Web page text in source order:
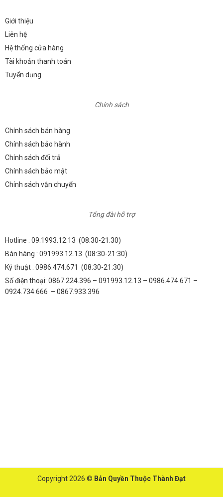
Giới thiệu
Liên hệ
Hệ thống cửa hàng
Tài khoản thanh toán
Tuyển dụng
Chính sách
Chính sách bán hàng
Chính sách bảo hành
Chính sách đổi trả
Chính sách bảo mật
Chính sách vận chuyển
Tổng đài hỗ trợ
Hotline : 09.1993.12.13 (08:30-21:30)
Bán hàng : 091993.12.13 (08:30-21:30)
Kỹ thuật : 0986.474.671 (08:30-21:30)
Số điện thoại: 0867.224.396 – 091993.12.13 – 0986.474.671 –
0924.734.666 – 0867.933.396
Copyright 2026 © Bản Quyền Thuộc Thành Đạt